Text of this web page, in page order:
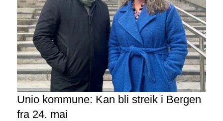
Unio kommune: Kan bli streik i Bergen
fra 24. mai